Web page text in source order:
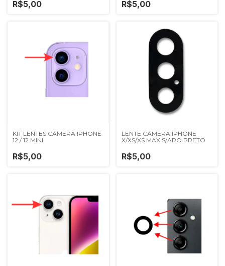
R$5,00 R$5,00
KIT LENTES CAMERA IPHONE
12 / 12 MINI
R$5,00
LENTE CAMERA IPHONE
X/XS/XS MAX S/ARO PRETO
R$5,00